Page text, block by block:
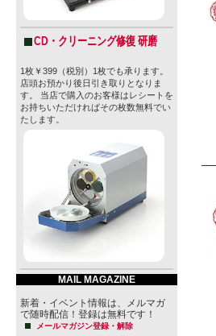
CD・クリーニング修復 研磨
1枚￥399（税別）1枚でも承ります。
店頭お預かり後日引き取りとなりま
す。 当店で購入のお客様はレシートを
お持ちいただければその枚数無料でい
たします。
MAIL MAGAZINE
新着・イベント情報は、メルマガ
で随時配信！登録は無料です！
メールマガジン登録・解除